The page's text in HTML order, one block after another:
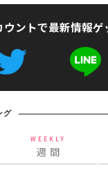
ウントで最新情報ゲ
グ
WEEKLY
週 間